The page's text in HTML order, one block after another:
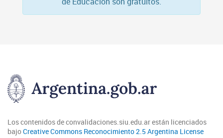
Los contenidos de convalidaciones.siu.edu.ar están licenciados
bajoCreative Commons Reconocimiento 2.5 Argentina License